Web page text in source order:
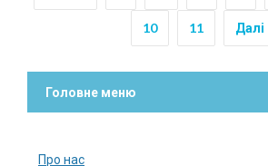
10 11 Далі
Головне меню
Про нас